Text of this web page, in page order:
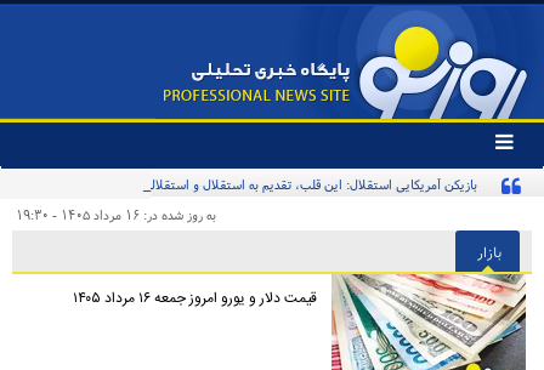
تغییر
وضعیت
منوی
ها
بازیکن آمریکایی استقلال: این قلب، تقدیم به استقلال و استقلالی‌ها/ تیم‌ملی ایران پیشنهاد
به روز شده در: ۱۶ مرداد ۱۴۰۵ - ۱۹:۳۰
بازار
قیمت دلار و یورو امروز جمعه ۱۶ مرداد ۱۴۰۵